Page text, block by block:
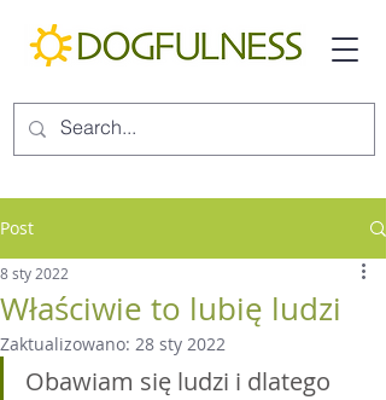
Post
Właściwie to lubię ludzi
8 sty 2022
Zaktualizowano: 28 sty 2022
Obawiam się ludzi i dlatego